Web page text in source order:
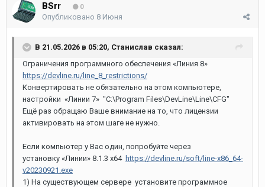
BSrr 0
Опубликовано 8 Июня
В 21.05.2026 в 05:20, Станислав сказал:
Ограничения программного обеспечения «Линия 8»
https://devline.ru/line_8_restrictions/
Конвертировать не обязательно на этом компьютере,
настройки «Линии 7» "C:\Program Files\DevLine\Line\CFG"
Ещё раз обращаю Ваше внимание на то, что лицензии
активировать на этом шаге не нужно.
Если компьютер у Вас один, попробуйте через
установку «Линии» 8.1.3 x64 https://devline.ru/soft/line-x86_64-
v20230921.exe
1) На существующем сервере установите программное